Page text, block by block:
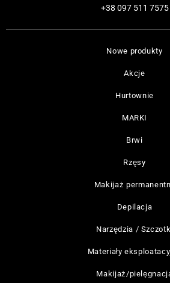
Nowe produkty
Akcje
Hurtownie
MARKI
Brwi
Rzęsy
Makijaż
Depilacja
Narzędzia /
Materiały
Makijaż/
+38 097 511 7575